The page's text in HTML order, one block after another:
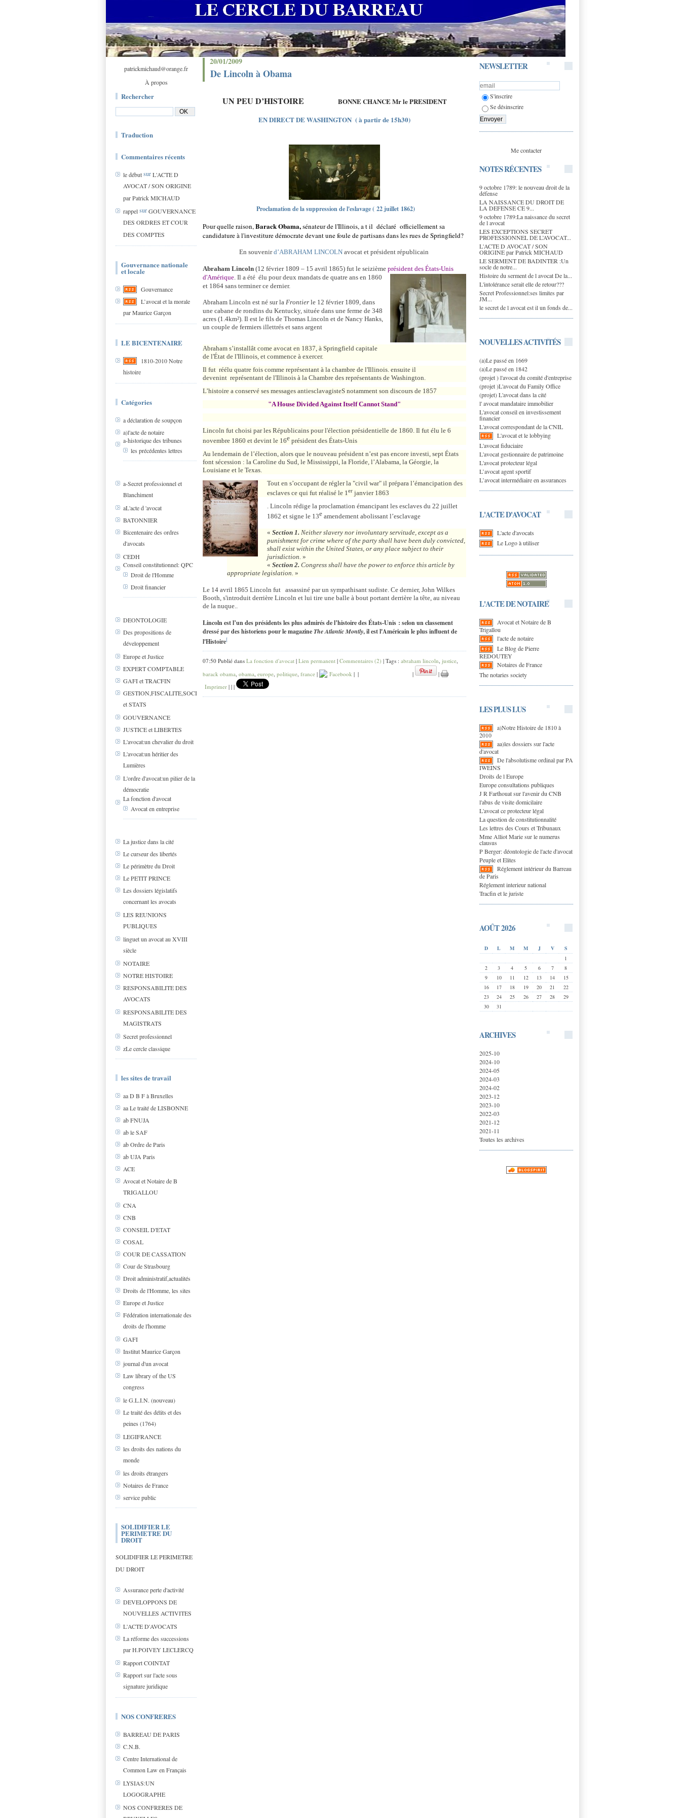
patrickmichaud@orange.fr
À propos
Rechercher
Traduction
Commentaires récents
le débutsurL'ACTE D
AVOCAT / SON ORIGINE
par Patrick MICHAUD
rappelsurGOUVERNANCE
DES ORDRES ET COUR
DES COMPTES
Gouvernance nationale
et locale
Gouvernance
L’avocat et la morale
par Maurice Garçon
LE BICENTENAIRE
1810-2010 Notre
histoire
Catégories
a déclaration de soupçon
a)l'acte de notaire
a-historique des tribunes
les précédentes lettres
a-Secret professionnel et
Blanchiment
aL'acte d 'avocat
BATONNIER
Bicentenaire des ordres
d'avocats
CEDH
Conseil constitutionnel: QPC
Droit de l'Homme
Droit financier
DEONTOLOGIE
Des propositions de
développement
Europe et Justice
EXPERT COMPTABLE
GAFI et TRACFIN
GESTION,FISCALITE,SOCIAL
et STATS
GOUVERNANCE
JUSTICE et LIBERTES
L'avocat:un chevalier du droit
L'avocat:un héritier des
Lumières
L'ordre d'avocat:un pilier de la
démocratie
La fonction d'avocat
Avocat en entreprise
La justice dans la cité
Le curseur des libertés
Le périmètre du Droit
Le PETIT PRINCE
Les dossiers législatifs
concernant les avocats
LES REUNIONS
PUBLIQUES
linguet un avocat au XVIII
siècle
NOTAIRE
NOTRE HISTOIRE
RESPONSABILITE DES
AVOCATS
RESPONSABILITE DES
MAGISTRATS
Secret professionnel
zLe cercle classique
les sites de travail
aa D B F à Bruxelles
aa Le traité de LISBONNE
ab FNUJA
ab le SAF
ab Ordre de Paris
ab UJA Paris
ACE
Avocat et Notaire de B
TRIGALLOU
CNA
CNB
CONSEIL D'ETAT
COSAL
COUR DE CASSATION
Cour de Strasbourg
Droit administratif,actualités
Droits de l'Homme, les sites
Europe et Justice
Fédération internationale des
droits de l'homme
GAFI
Institut Maurice Garçon
journal d'un avocat
Law library of the US
congress
le G.L.I.N. (nouveau)
Le traité des délits et des
peines (1764)
LEGIFRANCE
les droits des nations du
monde
les droits étrangers
Notaires de France
service public
SOLIDIFIER LE
PERIMETRE DU
DROIT
SOLIDIFIER LE PERIMETRE
DU DROIT
Assurance perte d'activité
DEVELOPPONS DE
NOUVELLES ACTIVITES
L'ACTE D'AVOCATS
La réforme des successions
par H.POIVEY LECLERCQ
Rapport COINTAT
Rapport sur l'acte sous
signature juridique
NOS CONFRERES
BARREAU DE PARIS
C.N.B.
Centre International de
Common Law en Français
LYSIAS:UN
LOGOGRAPHE
NOS CONFRERES DE
NEWSLETTER
S'inscrire
Se désinscrire
Me contacter
NOTES RÉCENTES
9 octobre 1789: le nouveau droit de la
défense
LA NAISSANCE DU DROIT DE
LA DEFENSE CE 9...
9 octobre 1789:La naissance du secret
de l avocat
LES EXCEPTIONS SECRET
PROFESSIONNEL DE L’AVOCAT...
L'ACTE D AVOCAT / SON
ORIGINE par Patrick MICHAUD
LE SERMENT DE BADINTER :Un
socle de notre...
Histoire du serment de l avocat De la...
L'intolérance serait elle de retour???
Secret Professionnel:ses limites par
JM...
le secret de l avocat est il un fonds de...
NOUVELLES ACTIVITÉS
(a)Le passé en 1669
(a)Le passé en 1842
(projet ) l'avocat du comité d'entreprise
(projet )L'avocat du Family Office
(projet) L'avocat dans la cité
l' avocat mandataire immobilier
L'avocat conseil en investissement
financier
L'avocat correspondant de la CNIL
L'avocat et le lobbying
L'avocat fiduciaire
L'avocat gestionnaire de patrimoine
L'avocat protecteur légal
L’avocat agent sportif
L’avocat intermédiaire en assurances
L'ACTE D'AVOCAT
L'acte d'avocats
Le Logo à utiliser
L'ACTE DE NOTAIRE
Avocat et Notaire de B
Trigallou
l'acte de notaire
Le Blog de Pierre
REDOUTEY
Notaires de France
The notaries society
LES PLUS LUS
a)Notre Histoire de 1810 à
2010
aa)les dossiers sur l'acte
d'avocat
De l'absolutisme ordinal par PA
IWEINS
Droits de l Europe
Europe consultations publiques
J R Farthouat sur l'avenir du CNB
l'abus de visite domicilaire
L'avocat ce protecteur légal
La question de constitutionnalité
Les lettres des Cours et Tribunaux
Mme Alliot Marie sur le numerus
clausus
P Berger: déontologie de l'acte d'avocat
Peuple et Elites
Réglement intérieur du Barreau
de Paris
Réglement interieur national
Tracfin et le juriste
AOÛT 2026
D L M M J V
S
1
2
3 4 5 6 7
8
9
10 11 12 13 14
15
16
17 18 19 20 21
22
23
24 25 26 27 28
29
30
31
ARCHIVES
2025-10
2024-10
2024-05
2024-03
2024-02
2023-12
2023-10
2022-03
2021-12
2021-11
Toutes les archives
20/01/2009
De Lincoln à Obama
UN PEU D’HISTOIRE
BONNE CHANCE Mr le PRESIDENT
EN DIRECT DE WASHINGTON ( à partir de 15h30)
Proclamation de la suppression de l'eslavage ( 22 juillet 1862)
Pour quelle raison,Barack Obama,sénateur de l'Illinois, a t il déclaré officiellement sa
candidature à l'investiture démocrate devant une foule de partisans dans les rues de Springfield?
En souvenird’ABRAHAM LINCOLNavocat et président républicain
Abraham Lincoln (12 février 1809 – 15 avril 1865) fut le seizième président des États-Unis
d'Amérique . Il a été élu pour deux mandats de quatre ans en 1860
et 1864 sans terminer ce dernier.
Abraham Lincoln est né sur la Frontier le 12 février 1809, dans
une cabane de rondins du Kentucky, située dans une ferme de 348
acres (1.4km²). Il est le fils de Thomas Lincoln et de Nancy Hanks,
un couple de fermiers illettrés et sans argent
Abraham s’installât come avocat en 1837, à Springfield capitale
de l'État de l'Illinois, et commence à exercer.
Il fut réélu quatre fois comme représentant à la chambre de l'Illinois. ensuite il
devenint représentant de l'Illinois à la Chambre des représentants de Washington.
L’histoire a conservé ses messages antiesclavagisteS notamment son discours de 1857
"A House Divided Against Itself Cannot Stand"
Lincoln fut choisi par les Républicains pour l'élection présidentielle de 1860. Il fut élu le 6
novembre 1860 et devint le 16e président des États-Unis
Au lendemain de l’élection, alors que le nouveau président n’est pas encore investi, sept États
font sécession : la Caroline du Sud, le Mississippi, la Floride, l’Alabama, la Géorgie, la
Louisiane et le Texas.
Tout en s’occupant de régler la "civil war" il prépara l’émancipation des
esclaves ce qui fut réalisé le 1er janvier 1863
. Lincoln rédige la proclamation émancipant les esclaves du 22 juillet
1862 et signe le 13e amendement abolissant l’esclavage
«Section 1. Neither slavery nor involuntary servitude, except as a
punishment for crime where of the party shall have been duly convicted,
shall exist within the United States, or any place subject to their
jurisdiction. »
«Section 2. Congress shall have the power to enforce this article by
appropriate legislation. »
Le 14 avril 1865 Lincoln fut assassiné par un sympathisant sudiste. Ce dernier, John Wilkes
Booth, s'introduit derrière Lincoln et lui tire une balle à bout portant derrière la tête, au niveau
de la nuque..
Lincoln est l’un des présidents les plus admirés de l’histoire des États-Unis : selon un classement
dressé par des historiens pour le magazineThe Atlantic Montly, il est l'Américain le plus influent de
l'Histoire[
07:50 Publié dans La fonction d'avocat | Lien permanent | Commentaires (2) | Tags : abraham lincoln, justice,
barack obama, obama, europe, politique, france | Facebook | | |
|
Imprimer | | |